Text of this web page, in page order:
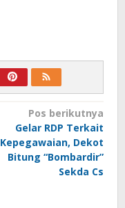
Pos berikutnya
Gelar RDP Terkait
Kepegawaian, Dekot
Bitung “Bombardir”
Sekda Cs